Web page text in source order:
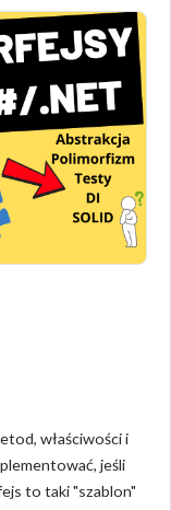
właściwości i
jeśli
to taki "szablon"